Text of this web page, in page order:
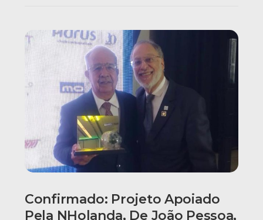
Confirmado: Projeto Apoiado
Pela NHolanda, De João Pessoa,